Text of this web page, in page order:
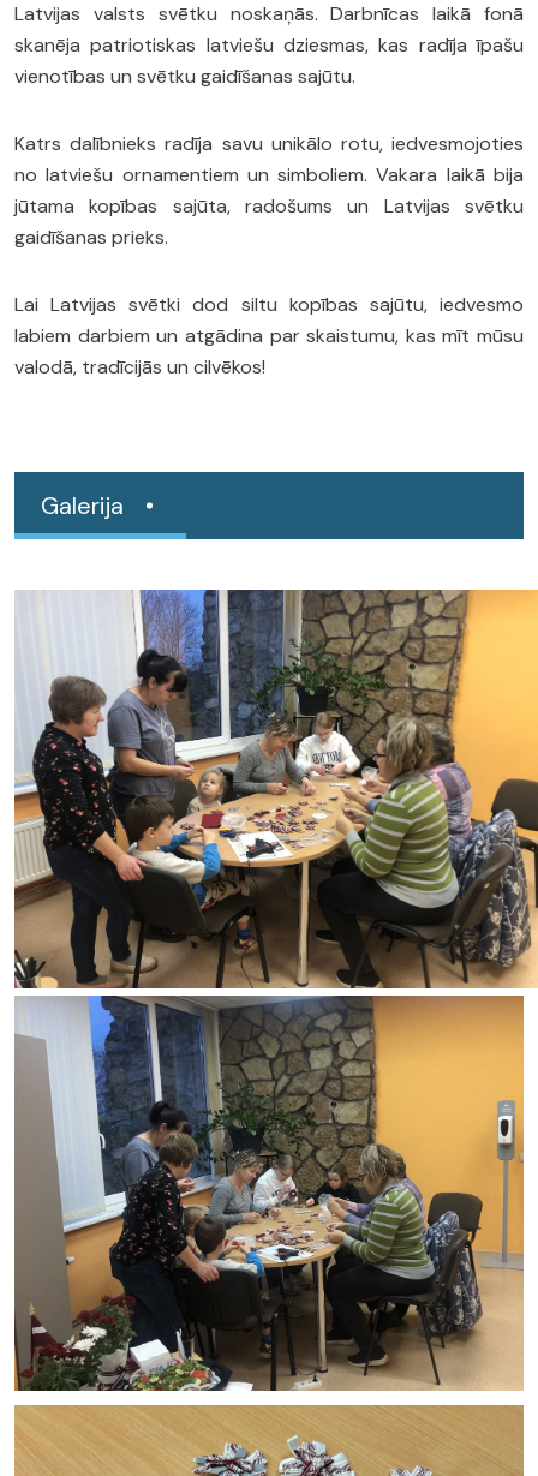
Latvijas valsts svētku noskaņās. Darbnīcas laikā fonā
skanēja patriotiskas latviešu dziesmas, kas radīja īpašu
vienotības un svētku gaidīšanas sajūtu.
Katrs dalībnieks radīja savu unikālo rotu, iedvesmojoties
no latviešu ornamentiem un simboliem. Vakara laikā bija
jūtama kopības sajūta, radošums un Latvijas svētku
gaidīšanas prieks.
Lai Latvijas svētki dod siltu kopības sajūtu, iedvesmo
labiem darbiem un atgādina par skaistumu, kas mīt mūsu
valodā, tradīcijās un cilvēkos!
Galerija